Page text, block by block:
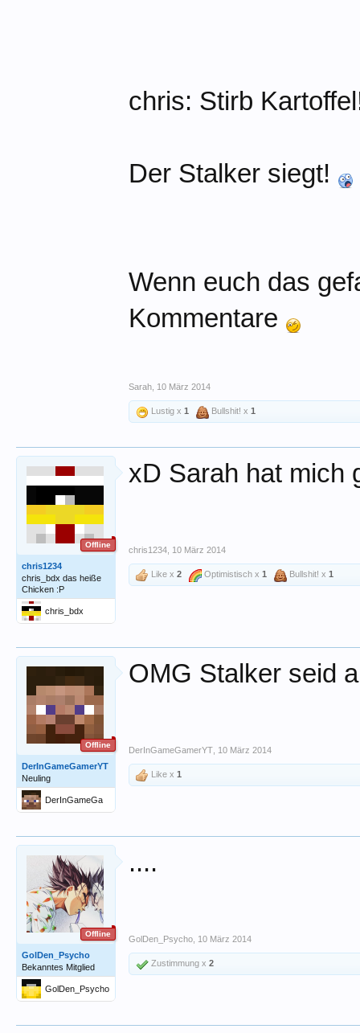
chris: Stirb
Der Stalker siegt!
Wenn euch das
Kommentare
Sarah 10 März 2014
Lustig x 1 Bullshit! x 1
Offline
chris1234
chris_bdx das heiße
Chicken :P
chris_bdx
xD Sarah hat mich
chris1234 10 März 2014
Like x 2 Optimistisch x 1 Bullshit! x 1
Offline
DerInGameGamerYT
Neuling
DerInGameGa
merYT
OMG Stalker seid
DerInGameGamerYT 10 März 2014
Like x 1
Offline
GolDen_Psycho
Bekanntes Mitglied
GolDen_Psycho
....
GolDen_Psycho 10 März 2014
Zustimmung x 2